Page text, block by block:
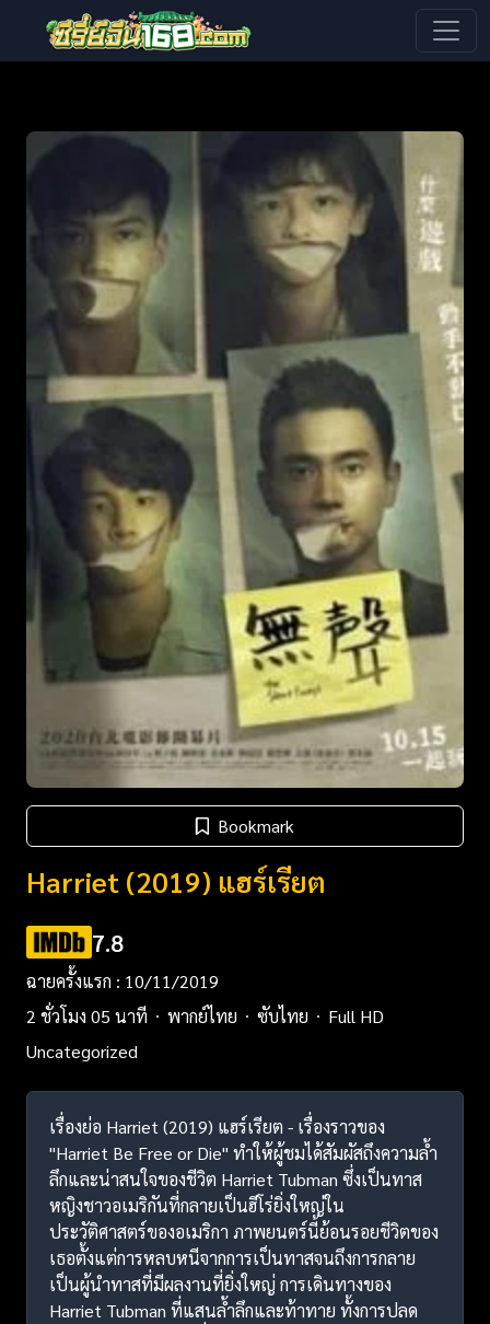
Bookmark
Harriet (2019) แฮร์เรียต
7.8
ฉายครั้งแรก : 10/11/2019
2 ชั่วโมง 05 นาที
พากย์ไทย ซับไทย
Full HD
Uncategorized
เรื่องย่อ Harriet (2019) แฮร์เรียต - เรื่องราวของ
"Harriet Be Free or Die" ทำให้ผู้ชมได้สัมผัสถึงความล้ำ
ลึกและน่าสนใจของชีวิต Harriet Tubman ซึ่งเป็นทาส
หญิงชาวอเมริกันที่กลายเป็นฮีโร่ยิ่งใหญ่ใน
ประวัติศาสตร์ของอเมริกา ภาพยนตร์นี้ย้อนรอยชีวิตของ
เธอตั้งแต่การหลบหนีจากการเป็นทาสจนถึงการกลาย
เป็นผู้นำทาสที่มีผลงานที่ยิ่งใหญ่ การเดินทางของ
Harriet Tubman ที่แสนล้ำลึกและท้าทาย ทั้งการปลด